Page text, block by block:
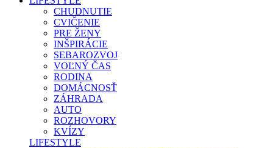
CHUDNUTIE
CVIČENIE
PRE ŽENY
INŠPIRÁCIE
SEBAROZVOJ
VOĽNÝ ČAS
RODINA
DOMÁCNOSŤ
ZÁHRADA
AUTO
ROZHOVORY
KVÍZY
LIFESTYLE